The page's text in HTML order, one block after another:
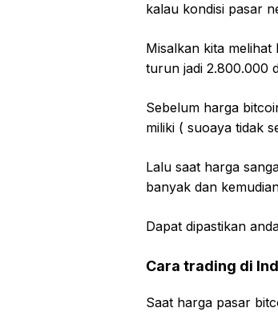
kalau kondisi pasar
Misalkan kita
turun jadi 2.800.000
Sebelum harga
miliki ( suoaya tidak
Lalu saat harga
banyak dan
Dapat dipastikan
Cara trading di
Saat harga pasar